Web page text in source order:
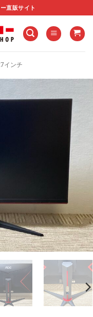
直販サイト
インチ